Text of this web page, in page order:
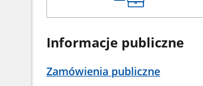
Informacje publiczne
Zamówienia publiczne